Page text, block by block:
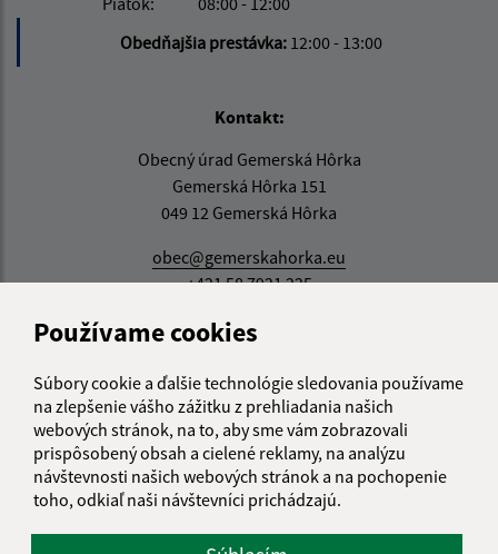
Používame cookies
Súbory cookie a ďalšie technológie sledovania používame
na zlepšenie vášho zážitku z prehliadania našich
webových stránok, na to, aby sme vám zobrazovali
prispôsobený obsah a cielené reklamy, na analýzu
návštevnosti našich webových stránok a na pochopenie
toho, odkiaľ naši návštevníci prichádzajú.
Obedňajšia prestávka: 12:00 - 13:00
Kontakt:
Obecný úrad Gemerská Hôrka
Gemerská Hôrka 151
049 12 Gemerská Hôrka
obec@gemerskahorka.eu
+421 58 7921 225
IČO: 00328219